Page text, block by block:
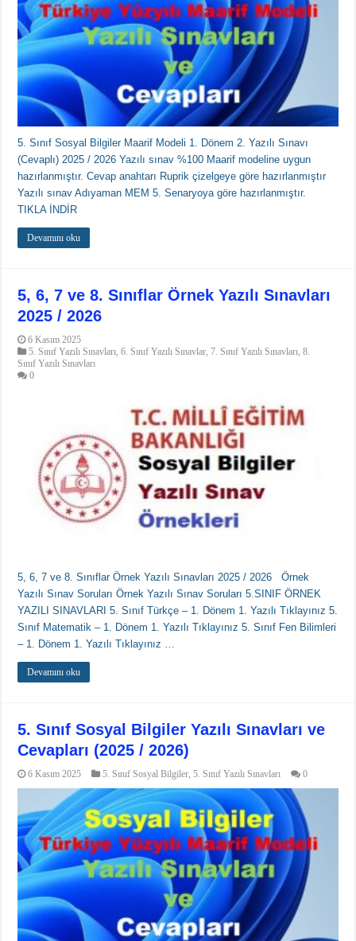
5. Sınıf Sosyal Bilgiler Maarif Modeli 1. Dönem 2. Yazılı Sınavı
(Cevaplı) 2025 / 2026 Yazılı sınav %100 Maarif modeline uygun
hazırlanmıştır. Cevap anahtarı Ruprik çizelgeye göre hazırlanmıştır
Yazılı sınav Adıyaman MEM 5. Senaryoya göre hazırlanmıştır.
TIKLA İNDİR
Devamını oku
5, 6, 7 ve 8. Sınıflar Örnek Yazılı Sınavları
2025 / 2026
6 Kasım 2025
5. Sınıf Yazılı Sınavları,6. Sınıf Yazılı Sınavlar,7. Sınıf Yazılı Sınavları,8.
Sınıf Yazılı Sınavları
0
5, 6, 7 ve 8. Sınıflar Örnek Yazılı Sınavları 2025 / 2026 Örnek
Yazılı Sınav Soruları Örnek Yazılı Sınav Soruları 5.SINIF ÖRNEK
YAZILI SINAVLARI 5. Sınıf Türkçe – 1. Dönem 1. Yazılı Tıklayınız 5.
Sınıf Matematik – 1. Dönem 1. Yazılı Tıklayınız 5. Sınıf Fen Bilimleri
– 1. Dönem 1. Yazılı Tıklayınız …
Devamını oku
5. Sınıf Sosyal Bilgiler Yazılı Sınavları ve
Cevapları (2025 / 2026)
6 Kasım 2025 5. Sınıf Sosyal Bilgiler ,5. Sınıf Yazılı Sınavları 0